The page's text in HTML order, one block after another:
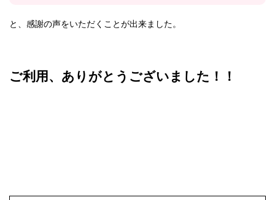
と、感謝の声をいただくことが出来ました。
ご利用、ありがとうございました！！